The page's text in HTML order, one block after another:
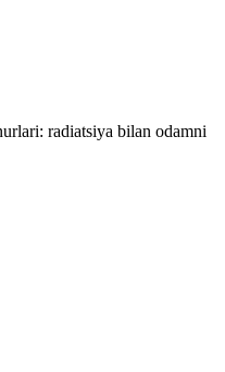
radiatsiya bilan odamni